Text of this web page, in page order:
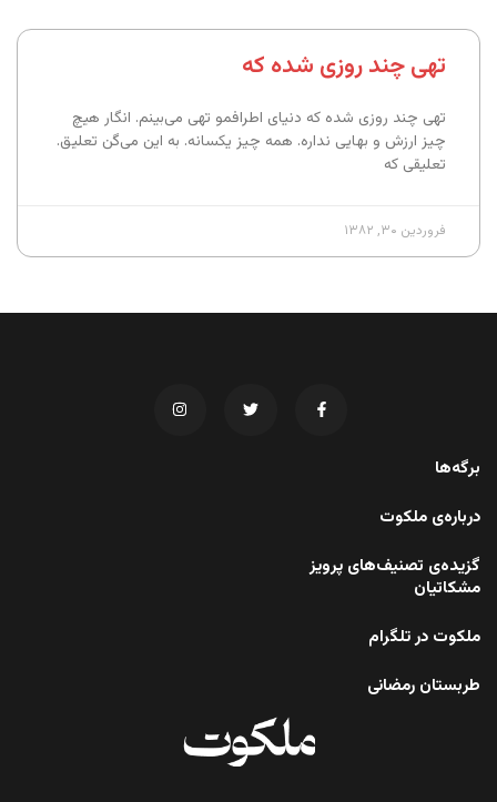
تهی چند روزی شده که
تهی چند روزی شده که دنیای اطرافمو تهی می‌بینم. انگار هیچ
چیز ارزش و بهایی نداره. همه چیز یکسانه. به این می‌گن تعلیق.
تعلیقی که
فروردین ۳۰, ۱۳۸۲
برگه‌ها
درباره‌ی ملکوت
گزیده‌ی تصنیف‌های پرویز
مشکاتیان
ملکوت در تلگرام
طربستان رمضانی